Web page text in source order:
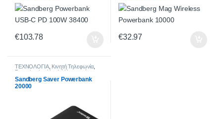
€103.78 €32.97
ΤΕΧΝΟΛΟΓΙΑ, Κινητή Τηλεφωνία
Powerbanks
,Υψηλή Χωρητικότητα
(20.000-29.000mAh)
Sandberg Saver Powerbank
20000